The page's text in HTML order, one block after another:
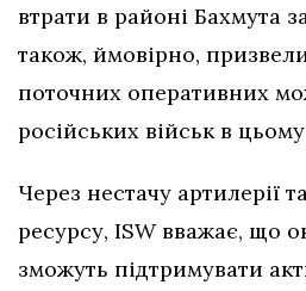
втрати в районі Бахмута
також, ймовірно,
поточних оперативних
російських військ в
Через нестачу артилерії
ресурсу, ISW вважає, що
зможуть підтримувати